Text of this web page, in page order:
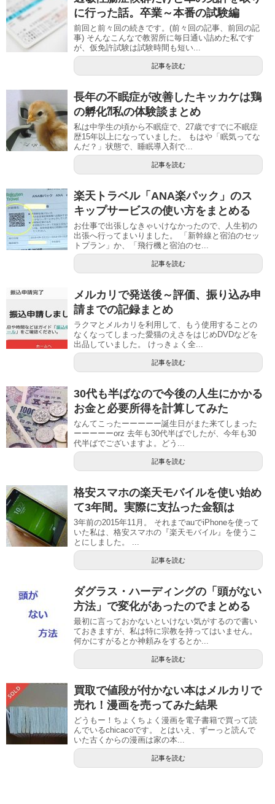
に行った話。卒業～本番の試験編
前回と前々回の続きです。(前々回の記事、前回の記
事) そんなこんなで教習所に毎日通い詰めた私です
が、仮免許試験は試験時間も短い...
記事を読む
長年の不眠症が改善したキッカケは鶏
の孵化⁈私の体験談まとめ
私は中学生の頃から不眠症で、27歳ですでに不眠症
歴15年以上になっていました。 もはや「眠気ってな
んだ？」状態で、睡眠導入剤で...
記事を読む
楽天トラベル「ANA楽パック」のス
キップサービスの使い方をまとめる
お仕事で出張しなきゃいけなかったので、人生初の
出張へ行ってまいりました。 「新幹線と宿泊のセッ
トプラン」か、「飛行機と宿泊のセ...
記事を読む
メルカリで発送後～評価、振り込み申
請までの記録まとめ
ラクマとメルカリを利用して、もう使用することの
なくなってしまった愛猫のえさをはじめDVDなどを
出品していました。 けっきょく全...
記事を読む
30代も半ばなので今後の人生にかかる
お金と必要所得を計算してみた
なんてこったーーーーー誕生日がまた来てしまった
ーーーーーorz 去年も30代半ばでしたが、今年も30
代半ばでございますよ。どう...
記事を読む
格安スマホの楽天モバイルを使い始め
て3年間。実際に支払った金額は
3年前の2015年11月。 それまでauでiPhoneを使って
いた私は、格安スマホの『楽天モバイル』を使うこ
とにしました。 ...
記事を読む
ダグラス・ハーディングの「頭がない
方法」で変化があったのでまとめる
最初に言っておかないといけない気がするので書い
ておきますが、私は特に宗教を持ってはいません。
何かにすがるとか神頼みをするとか...
記事を読む
買取で値段が付かない本はメルカリで
売れ！漫画を売ってみた結果
どうもー！ちょくちょく漫画を電子書籍で買って読
んでいるchicacoです。 とはいえ、ずーっと読んで
いた古くからの漫画は家の本...
記事を読む